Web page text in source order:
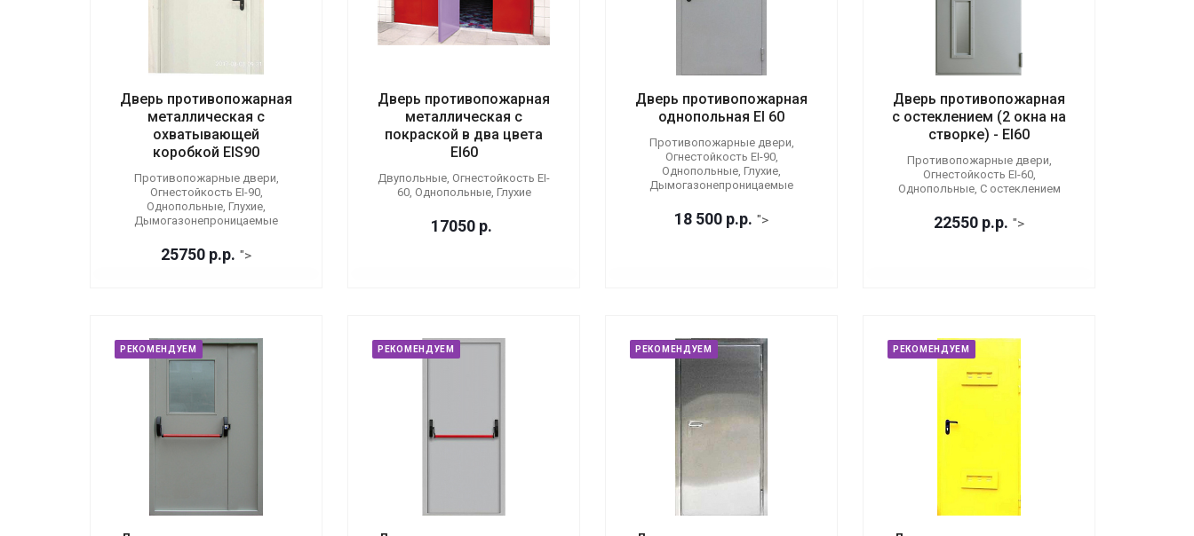
Дверь противопожарная
металлическая с
охватывающей
коробкой EIS90
Противопожарные двери,
Огнестойкость EI-90,
Однопольные, Глухие,
Дымогазонепроницаемые
25750 р.р. ">
Дверь противопожарная
металлическая с
покраской в два цвета
EI60
Двупольные, Огнестойкость EI-
60, Однопольные, Глухие
17050 р.
Дверь противопожарная
однопольная EI 60
Противопожарные двери,
Огнестойкость EI-90,
Однопольные, Глухие,
Дымогазонепроницаемые
18 500 р.р. ">
Дверь противопожарная
с остеклением (2 окна на
створке) - EI60
Противопожарные двери,
Огнестойкость EI-60,
Однопольные, С остеклением
22550 р.р. ">
РЕКОМЕНДУЕМ РЕКОМЕНДУЕМ РЕКОМЕНДУЕМ РЕКОМЕНДУЕМ